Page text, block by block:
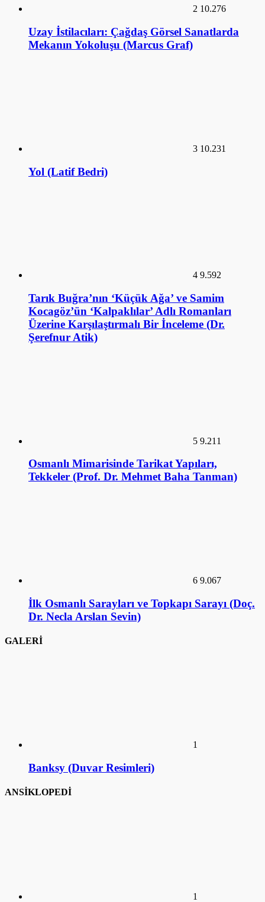
2 10.276
Uzay İstilacıları: Çağdaş Görsel Sanatlarda
Mekanın Yokoluşu (Marcus Graf)
3 10.231
Yol (Latif Bedri)
4 9.592
Tarık Buğra’nın ‘Küçük Ağa’ ve Samim
Kocagöz’ün ‘Kalpaklılar’ Adlı Romanları
Üzerine Karşılaştırmalı Bir İnceleme (Dr.
Şerefnur Atik)
5 9.211
Osmanlı Mimarisinde Tarikat Yapıları,
Tekkeler (Prof. Dr. Mehmet Baha Tanman)
6 9.067
İlk Osmanlı Sarayları ve Topkapı Sarayı (Doç.
Dr. Necla Arslan Sevin)
GALERİ
1
Banksy (Duvar Resimleri)
ANSİKLOPEDİ
1